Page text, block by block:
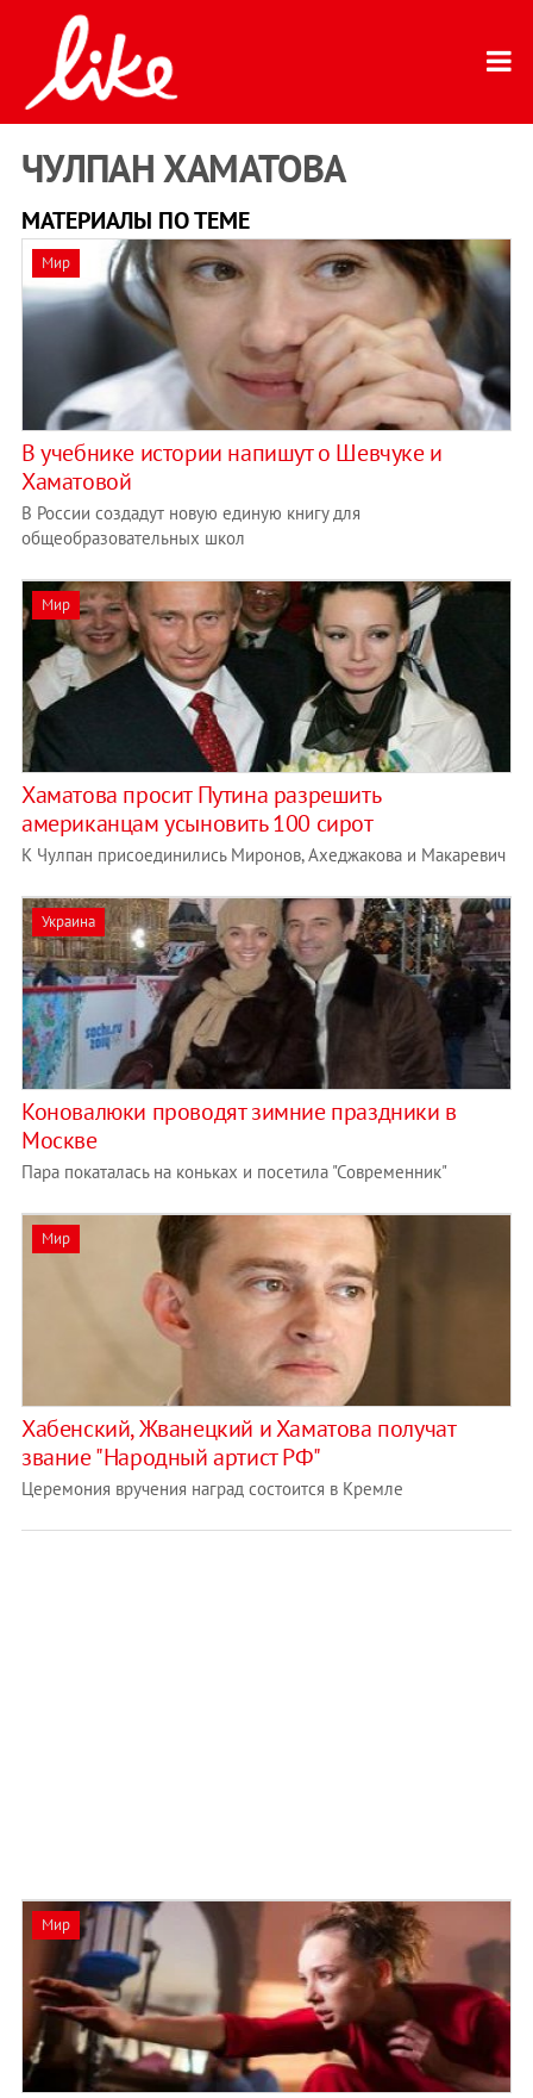
ЧУЛПАН ХАМАТОВА
МАТЕРИАЛЫ ПО ТЕМЕ
Мир
В учебнике истории напишут о Шевчуке и
Хаматовой
В России создадут новую единую книгу для
общеобразовательных школ
Мир
Хаматова просит Путина разрешить
американцам усыновить 100 сирот
К Чулпан присоединились Миронов, Ахеджакова и Макаревич
Украина
Коновалюки проводят зимние праздники в
Москве
Пара покаталась на коньках и посетила "Современник"
Мир
Хабенский, Жванецкий и Хаматова получат
звание "Народный артист РФ"
Церемония вручения наград состоится в Кремле
Мир